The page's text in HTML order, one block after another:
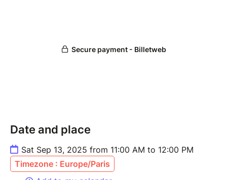
Date and place
Sat Sep 13, 2025 from 11:00 AM to 12:00 PM
Timezone : Europe/Paris